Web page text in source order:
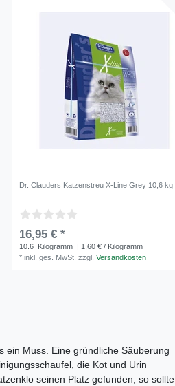
Dr. Clauders Katzenstreu X-Line Grey 10,6 kg
16,95 € *
10.6 Kilogramm | 1,60 € / Kilogramm
*inkl. ges. MwSt. zzgl.Versandkosten
ein Muss. Eine gründliche Säuberung
die Kot und Urin
seinen Platz gefunden, so sollte